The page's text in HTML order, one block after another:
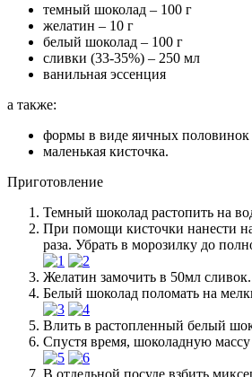
темный шоколад – 100 г
желатин – 10 г
белый шоколад – 100 г
сливки (33-35%) – 250 мл
ванильная эссенция
а также:
формы в виде яичных половинок
маленькая кисточка.
Приготовление
Темный шоколад растопить на
При помощи кисточки нанести
раза. Убрать в морозилку до
Желатин замочить в 50мл сливок.
Белый шоколад поломать на
Влить в растопленный белый
Спустя время, шоколадную
В отдельной посуде взбить